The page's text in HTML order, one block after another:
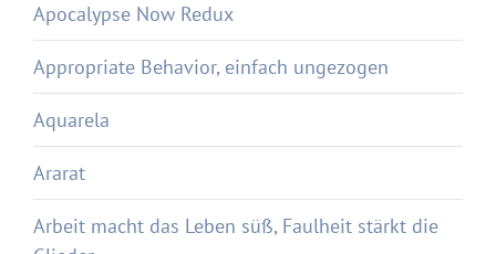
Apocalypse Now Redux
Appropriate Behavior, einfach ungezogen
Aquarela
Ararat
Arbeit macht das Leben süß, Faulheit stärkt die